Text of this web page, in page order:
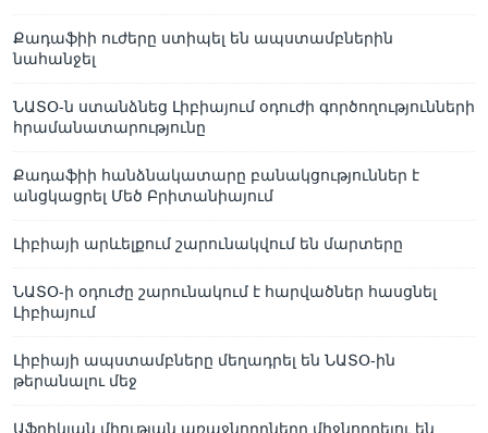
Քադաֆիի ուժերը ստիպել են ապստամբներին
նահանջել
ՆԱՏՕ-ն ստանձնեց Լիբիայում օդուժի գործողությունների
հրամանատարությունը
Քադաֆիի հանձնակատարը բանակցություններ է
անցկացրել Մեծ Բրիտանիայում
Լիբիայի արևելքում շարունակվում են մարտերը
ՆԱՏՕ-ի օդուժը շարունակում է հարվածներ հասցնել
Լիբիայում
Լիբիայի ապստամբները մեղադրել են ՆԱՏՕ-ին
թերանալու մեջ
Աֆրիկյան միության առաջնորդները միջնորդելու են